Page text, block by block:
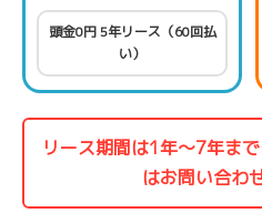
頭金0円 5年リース（60回払
い）
リース期間は1年〜7年ま
はお問い合わ